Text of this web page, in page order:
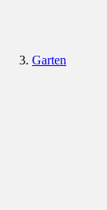
Garten